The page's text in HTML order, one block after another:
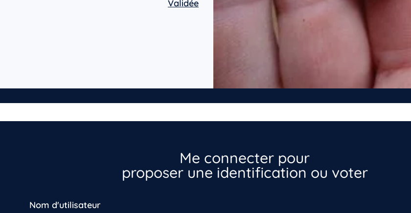
Validée
Me connecter pour
proposer une identification ou voter